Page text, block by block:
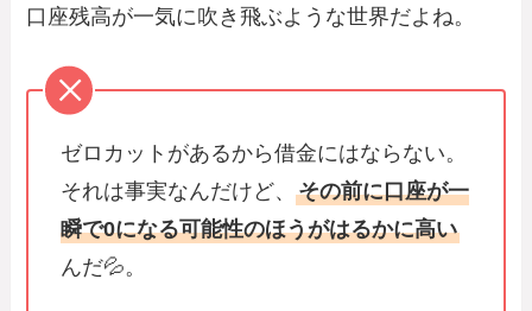
口座残高が一気に吹き飛ぶような世界だよね。
ゼロカットがあるから借金にはならない。
それは事実なんだけど、その前に口座が一
瞬で0になる可能性のほうがはるかに高い
んだ💦。